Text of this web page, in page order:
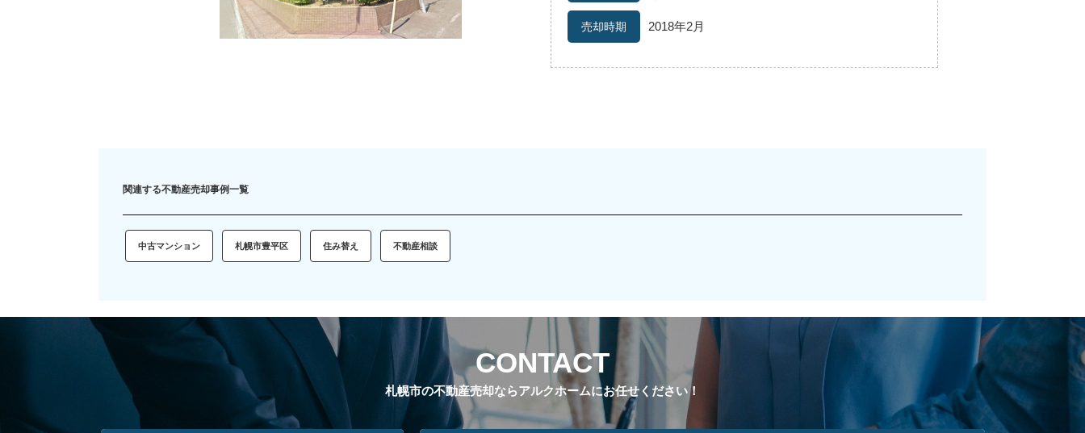
2018年2月
関連する不動産売却事例一覧
中古マンション 札幌市豊平区 住み替え 不動産相談
CONTACT
札幌市の不動産売却ならアルクホームにお任せください！